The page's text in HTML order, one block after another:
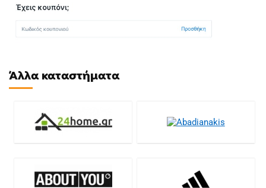
Άλλα καταστήματα